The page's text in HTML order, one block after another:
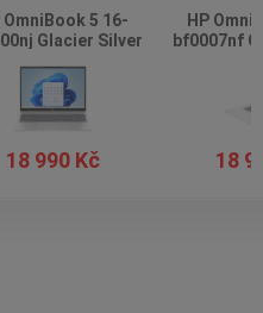
OmniBook 5 16-
Glacier Silver
18 990 Kč
HP
bf0007nf
18